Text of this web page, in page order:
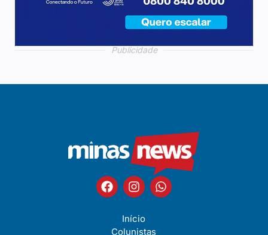
Publicidade
Publicidade
Publicidade
Publicidade
Início
Colunistas